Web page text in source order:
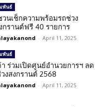
พันธ์
วนเช็กความพร้อมรถช่วง
กรานต์ฟรี 40 รายการ
- April 11, 2025
พันธ์
ร่วมเปิดศูนย์อำนวยการฯ ลด
งสงกรานต์ 2568
- April 11, 2025